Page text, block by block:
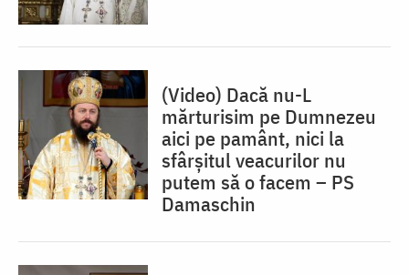
(Video) Dacă nu-L
mărturisim pe Dumnezeu
aici pe pamânt, nici la
sfârșitul veacurilor nu
putem să o facem – PS
Damaschin